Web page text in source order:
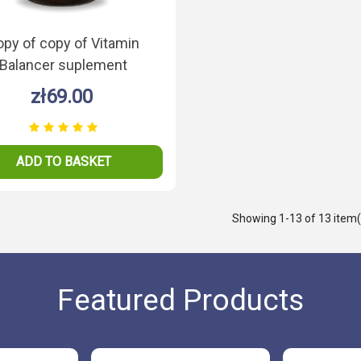
of copy of Vitamin
Balancer suplement
- mineralny 90
tabletek
zł69.00
ADD TO BASKET
Showing 1 -13 of 13
Featured Products